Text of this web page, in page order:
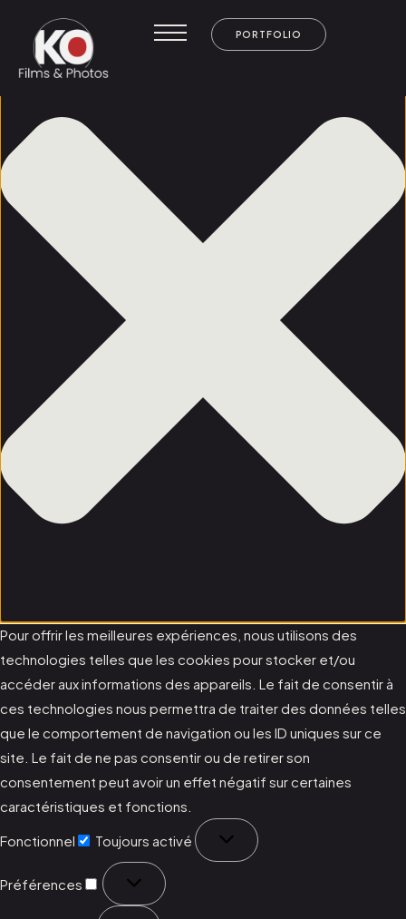
Pour offrir les meilleures expériences, nous utilisons des
technologies telles que les cookies pour stocker et/ou
accéder aux informations des appareils. Le fait de consentir à
ces technologies nous permettra de traiter des données telles
que le comportement de navigation ou les ID uniques sur ce
site. Le fait de ne pas consentir ou de retirer son
consentement peut avoir un effet négatif sur certaines
caractéristiques et fonctions.
Fonctionnel
Toujours activé
Préférences
PORTFOLIO